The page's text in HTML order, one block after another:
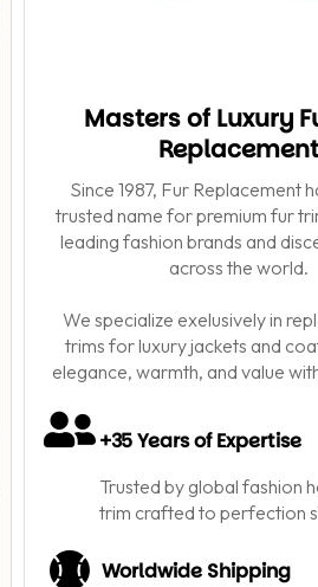
Masters of Luxury
Replacement
Since 1987, Fur Replacement
trusted name for premium fur
leading fashion brands and
across the world.
We specialize exelusively in
trims for luxury jackets and
elegance, warmth, and value
+35 Years of Expertise
Trusted by global fashion
trim crafted to perfection
Worldwide Shipping